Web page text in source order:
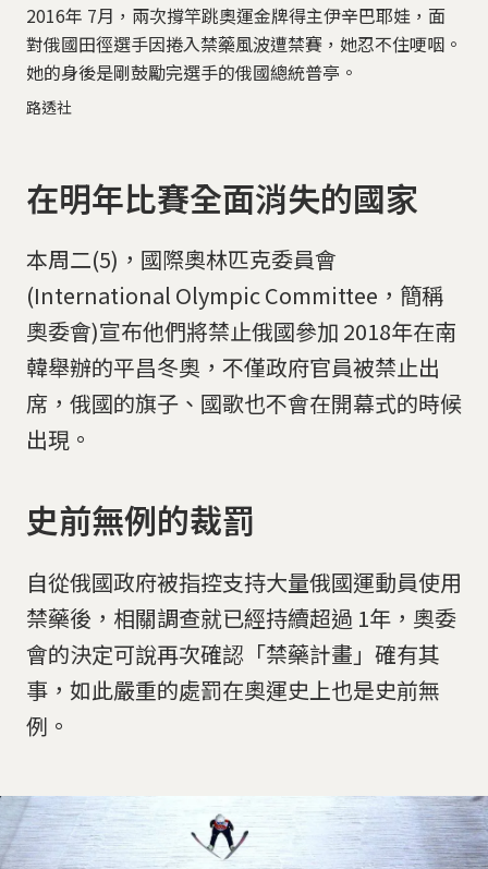
2016年 7月，兩次撐竿跳奧運金牌得主伊辛巴耶娃，面
對俄國田徑選手因捲入禁藥風波遭禁賽，她忍不住哽咽。
她的身後是剛鼓勵完選手的俄國總統普亭。
路透社
在明年比賽全面消失的國家
本周二(5)，國際奧林匹克委員會
(International Olympic Committee，簡稱
奧委會)宣布他們將禁止俄國參加 2018年在南
韓舉辦的平昌冬奧，不僅政府官員被禁止出
席，俄國的旗子、國歌也不會在開幕式的時候
出現。
史前無例的裁罰
自從俄國政府被指控支持大量俄國運動員使用
禁藥後，相關調查就已經持續超過 1年，奧委
會的決定可說再次確認「禁藥計畫」確有其
事，如此嚴重的處罰在奧運史上也是史前無
例。